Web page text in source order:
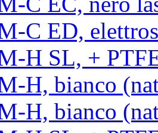
C ED,
H SL, +
H, bianco
H, bianco